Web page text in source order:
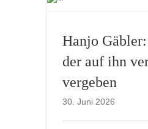
Hanjo Gäbler:
der auf ihn
vergeben
30. Juni 2026